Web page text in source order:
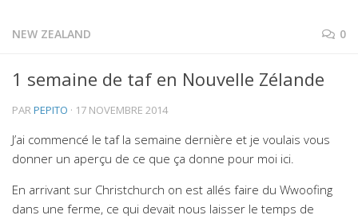
NEW ZEALAND 0
1 semaine de taf en Nouvelle Zélande
PARPEPITO · 17 NOVEMBRE 2014
J’ai commencé le taf la semaine dernière et je voulais vous
donner un aperçu de ce que ça donne pour moi ici.
En arrivant sur Christchurch on est allés faire du Wwoofing
dans une ferme, ce qui devait nous laisser le temps de